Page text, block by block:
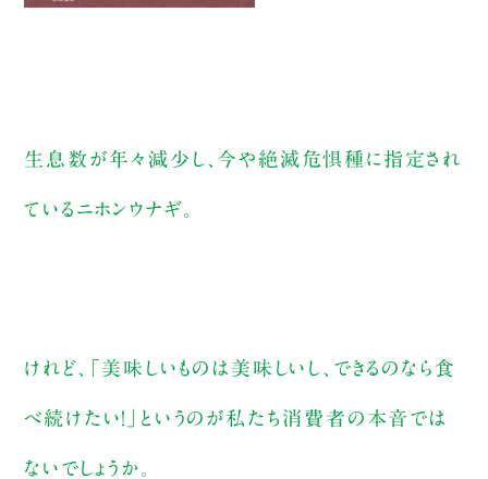
生息数が年々減少し、今や絶滅危惧種に指定され
ているニホンウナギ。
けれど、「美味しいものは美味しいし、できるのなら食
べ続けたい！」というのが私たち消費者の本音では
ないでしょうか。